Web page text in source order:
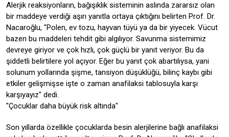
Alerjik reaksiyonların, bağışıklık sisteminin aslında zararsız olan
bir maddeye verdiği aşırı yanıtla ortaya çıktığını belirten Prof. Dr.
Nacaroğlu, "Polen, ev tozu, hayvan tüyü ya da bir yiyecek. Vücut
bazen bu maddeleri tehdit gibi algılıyor. Savunma sistemimiz
devreye giriyor ve çok hızlı, çok güçlü bir yanıt veriyor. Bu da
şiddetli belirtilere yol açıyor. Eğer bu yanıt çok abartılıysa, yani
solunum yollarında şişme, tansiyon düşüklüğü, bilinç kaybı gibi
etkiler gelişmişse işte o zaman anafilaksi tablosuyla karşı
karşıyayız" dedi.
"Çocuklar daha büyük risk altında"
Son yıllarda özellikle çocuklarda besin alerjilerine bağlı anafilaksi